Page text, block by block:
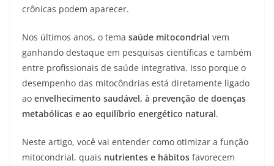
crônicas podem aparecer.
Nos últimos anos, o tema saúde mitocondrial vem
ganhando destaque em pesquisas científicas e também
entre profissionais de saúde integrativa. Isso porque o
desempenho das mitocôndrias está diretamente ligado
ao envelhecimento saudável, à prevenção de doenças
metabólicas e ao equilíbrio energético natural.
Neste artigo, você vai entender como otimizar a função
mitocondrial, quais nutrientes e hábitos favorecem